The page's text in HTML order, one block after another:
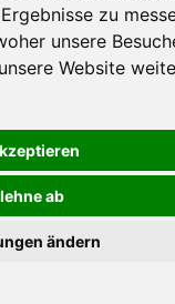
zu
unsere
Website
ab
ändern